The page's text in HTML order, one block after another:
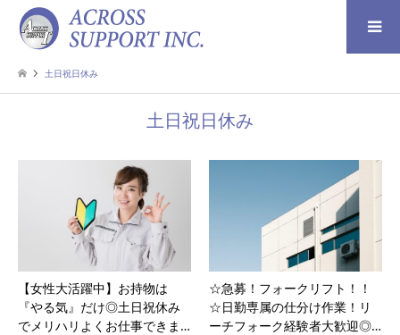
検索
土日祝日休み
土日祝日休み
【女性大活躍中】お持物は
『やる気』だけ◎土日祝休み
でメリハリよくお仕事できま…
☆急募！フォークリフト！！
☆日勤専属の仕分け作業！リ
ーチフォーク経験者大歓迎◎…